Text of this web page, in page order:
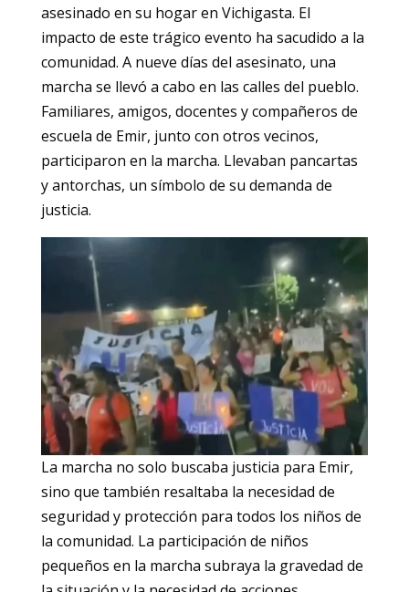
asesinado en su hogar en Vichigasta. El
impacto de este trágico evento ha sacudido a la
comunidad. A nueve días del asesinato, una
marcha se llevó a cabo en las calles del pueblo.
Familiares, amigos, docentes y compañeros de
escuela de Emir, junto con otros vecinos,
participaron en la marcha. Llevaban pancartas
y antorchas, un símbolo de su demanda de
justicia.
La marcha no solo buscaba justicia para Emir,
sino que también resaltaba la necesidad de
seguridad y protección para todos los niños de
la comunidad. La participación de niños
pequeños en la marcha subraya la gravedad de